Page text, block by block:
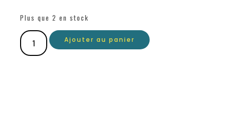
Plus que 2 en stock
Ajouter au panier